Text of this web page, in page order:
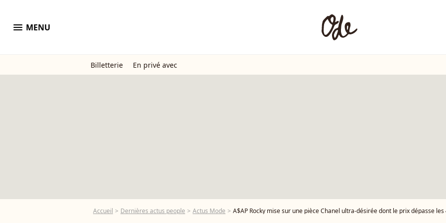
menu MENU
Billetterie En privé avec
Accueil Dernières actus people Actus Mode A$AP Rocky mise sur une pièce Chanel ultra-désirée dont le prix dépasse